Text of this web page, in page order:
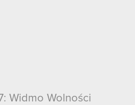
Widmo Wolności